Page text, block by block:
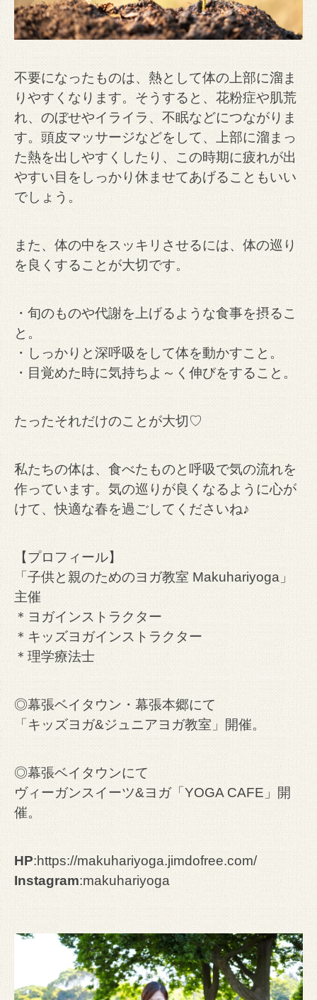
不要になったものは、熱として体の上部に溜ま
りやすくなります。 そうすると、花粉症や肌荒
れ、のぼせやイライラ、不眠などにつながりま
す。 頭皮マッサージなどをして、上部に溜まっ
た熱を出しやすくしたり、 この時期に疲れが出
やすい目をしっかり休ませてあげることもいい
でしょう。
また、体の中をスッキリさせるには、体の巡り
を良くすることが大切です。
・旬のものや代謝を上げるような食事を摂るこ
と。
・しっかりと深呼吸をして体を動かすこと。
・目覚めた時に気持ちよ～く伸びをすること。
たったそれだけのことが大切♡
私たちの体は、食べたものと呼吸で気の流れを
作っています。 気の巡りが良くなるように心が
けて、快適な春を過ごしてくださいね♪
【プロフィール】
「子供と親のためのヨガ教室 Makuhariyoga」
主催
＊ヨガインストラクター
＊キッズヨガインストラクター
＊理学療法士
◎幕張ベイタウン・幕張本郷にて
「キッズヨガ&ジュニアヨガ教室」開催。
◎幕張ベイタウンにて
ヴィーガンスイーツ&ヨガ「YOGA CAFE」開
催。
HP:https://makuhariyoga.jimdofree.com/
Instagram:makuhariyoga